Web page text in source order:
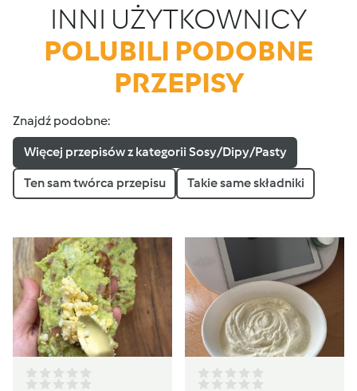
INNI UŻYTKOWNICY
POLUBILI PODOBNE
PRZEPISY
Znajdź podobne:
Więcej przepisów z kategorii Sosy/Dipy/Pasty
Ten sam twórca przepisu Takie same składniki